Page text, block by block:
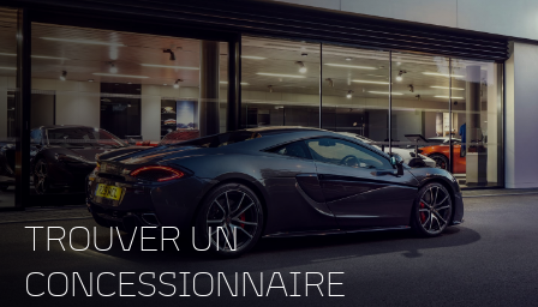
TROUVER UN
CONCESSIONNAIRE